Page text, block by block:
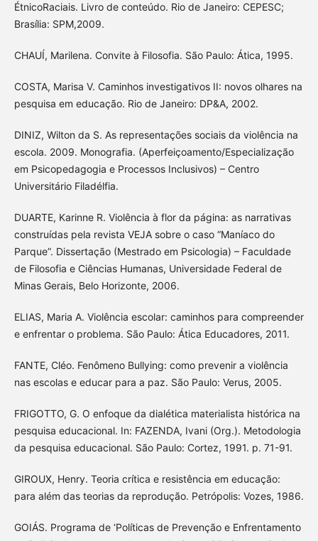
ÉtnicoRaciais. Livro de conteúdo. Rio de Janeiro: CEPESC;
Brasília: SPM,2009.
CHAUÍ, Marilena. Convite à Filosofia. São Paulo: Ática, 1995.
COSTA, Marisa V. Caminhos investigativos II: novos olhares na
pesquisa em educação. Rio de Janeiro: DP&A, 2002.
DINIZ, Wilton da S. As representações sociais da violência na
escola. 2009. Monografia. (Aperfeiçoamento/Especialização
em Psicopedagogia e Processos Inclusivos) – Centro
Universitário Filadélfia.
DUARTE, Karinne R. Violência à flor da página: as narrativas
construídas pela revista VEJA sobre o caso “Maníaco do
Parque”. Dissertação (Mestrado em Psicologia) – Faculdade
de Filosofia e Ciências Humanas, Universidade Federal de
Minas Gerais, Belo Horizonte, 2006.
ELIAS, Maria A. Violência escolar: caminhos para compreender
e enfrentar o problema. São Paulo: Ática Educadores, 2011.
FANTE, Cléo. Fenômeno Bullying: como prevenir a violência
nas escolas e educar para a paz. São Paulo: Verus, 2005.
FRIGOTTO, G. O enfoque da dialética materialista histórica na
pesquisa educacional. In: FAZENDA, Ivani (Org.). Metodologia
da pesquisa educacional. São Paulo: Cortez, 1991. p. 71-91.
GIROUX, Henry. Teoria crítica e resistência em educação:
para além das teorias da reprodução. Petrópolis: Vozes, 1986.
GOIÁS. Programa de ‘Políticas de Prevenção e Enfrentamento